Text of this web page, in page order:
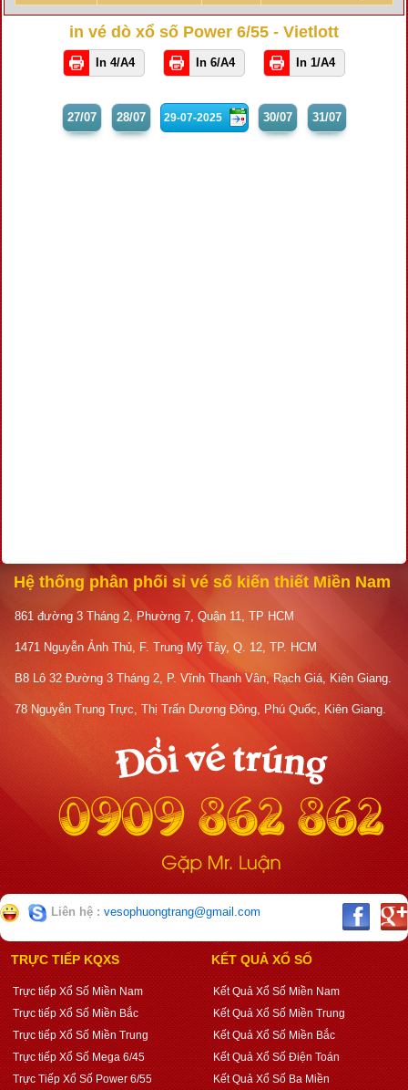
in vé dò xổ số Power 6/55 - Vietlott
In 4/A4 In 6/A4 In 1/A4
27/07 28/07 30/07 31/07
Hệ thống phân phối sỉ vé số kiến thiết Miền Nam
861 đường 3 Tháng 2, Phường 7, Quận 11, TP HCM
1471 Nguyễn Ảnh Thủ, F. Trung Mỹ Tây, Q. 12, TP. HCM
B8 Lô 32 Đường 3 Tháng 2, P. Vĩnh Thanh Vân, Rạch Giá, Kiên Giang.
78 Nguyễn Trung Trực, Thị Trấn Dương Đông, Phú Quốc, Kiên Giang.
Liên hệ : vesophuongtrang@gmail.com
TRỰC TIẾP KQXS
Trực tiếp Xổ Số Miền Nam
Trực tiếp Xổ Số Miền Bắc
Trực tiếp Xổ Số Miền Trung
Trực tiếp Xổ Số Mega 6/45
Trực Tiếp Xổ Số Power 6/55
KẾT QUẢ XỔ SỐ
Kết Quả Xổ Số Miền Nam
Kết Quả Xổ Số Miền Trung
Kết Quả Xổ Số Miền Bắc
Kết Quả Xổ Số Điện Toán
Kết Quả Xổ Số Ba Miền